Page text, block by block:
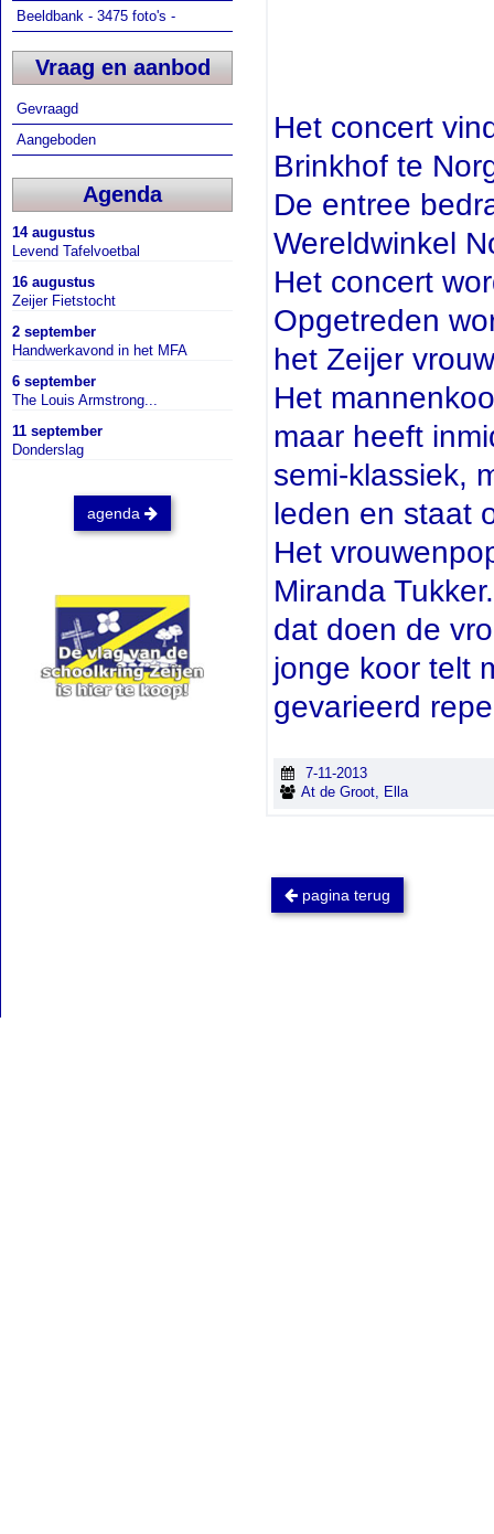
Beeldbank - 3475 foto's -
Vraag en aanbod
Gevraagd
Aangeboden
Agenda
14 augustus
Levend Tafelvoetbal
16 augustus
Zeijer Fietstocht
2 september
Handwerkavond in het MFA
6 september
The Louis Armstrong...
11 september
Donderslag
agenda
Het concert
Brinkhof te
De entree
Wereldwinkel
Het concert
Opgetreden
het Zeijer
Het
maar heeft
semi-klassiek,
leden en staat
Het
Miranda
dat doen de
jonge koor telt
gevarieerd
7-11-2013
At de Groot, Ella
pagina terug